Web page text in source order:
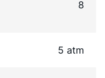
8
5 atm